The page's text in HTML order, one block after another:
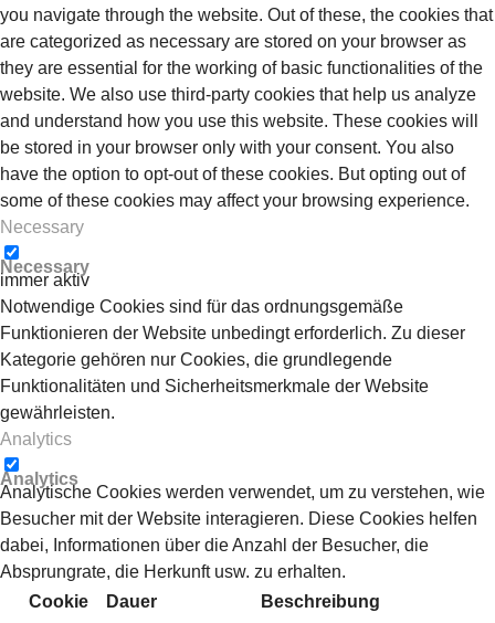
you navigate through the website. Out of these, the cookies that
are categorized as necessary are stored on your browser as
they are essential for the working of basic functionalities of the
website. We also use third-party cookies that help us analyze
and understand how you use this website. These cookies will
be stored in your browser only with your consent. You also
have the option to opt-out of these cookies. But opting out of
some of these cookies may affect your browsing experience.
Necessary
Necessary
immer aktiv
Notwendige Cookies sind für das ordnungsgemäße
Funktionieren der Website unbedingt erforderlich. Zu dieser
Kategorie gehören nur Cookies, die grundlegende
Funktionalitäten und Sicherheitsmerkmale der Website
gewährleisten.
Analytics
Analytics
Analytische Cookies werden verwendet, um zu verstehen, wie
Besucher mit der Website interagieren. Diese Cookies helfen
dabei, Informationen über die Anzahl der Besucher, die
Absprungrate, die Herkunft usw. zu erhalten.
Cookie
Dauer Beschreibung